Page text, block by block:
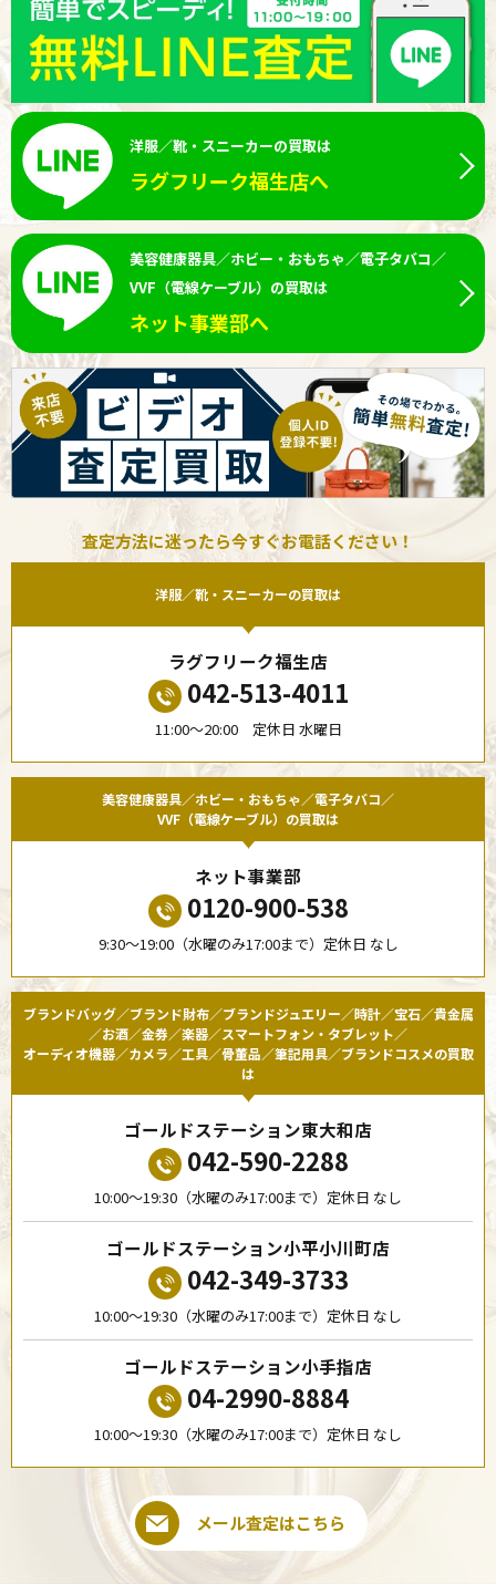
洋服／靴・スニーカーの買取は
ラグフリーク福生店へ
美容健康器具／ホビー・おもちゃ／電子タバコ／
VVF（電線ケーブル）の買取は
ネット事業部へ
査定方法に迷ったら今すぐお電話ください！
洋服／靴・スニーカーの買取は
ラグフリーク福生店
042-513-4011
11:00〜20:00 定休日 水曜日
美容健康器具／ホビー・おもちゃ／電子タバコ／
VVF（電線ケーブル）の買取は
ネット事業部
0120-900-538
9:30〜19:00（水曜のみ17:00まで）定休日 なし
ブランドバッグ／ブランド財布／ブランドジュエリー／時計／宝石／貴金属
／お酒／金券／楽器／スマートフォン・タブレット／
オーディオ機器／カメラ／工具／骨董品／筆記用具／ブランドコスメの買取
は
ゴールドステーション東大和店
042-590-2288
10:00〜19:30（水曜のみ17:00まで）定休日 なし
ゴールドステーション小平小川町店
042-349-3733
10:00〜19:30（水曜のみ17:00まで）定休日 なし
ゴールドステーション小手指店
04-2990-8884
10:00〜19:30（水曜のみ17:00まで）定休日 なし
メール査定はこちら